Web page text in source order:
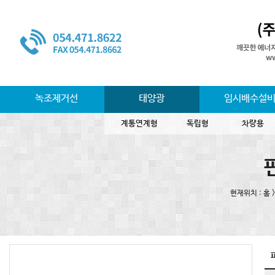
녹조제거선 태양광 임시배수설
계통연계형 독립형 차량용
현재위치 : 홈